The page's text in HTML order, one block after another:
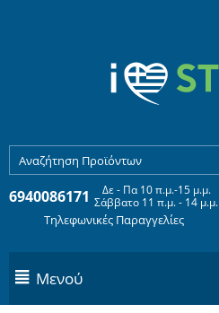
6940086171
Δε - Πα 10 π.μ.-15 μ.μ.
Σάββατο 11 π.μ. - 14 μ.μ.
Τηλεφωνικές Παραγγελίες
Μενού